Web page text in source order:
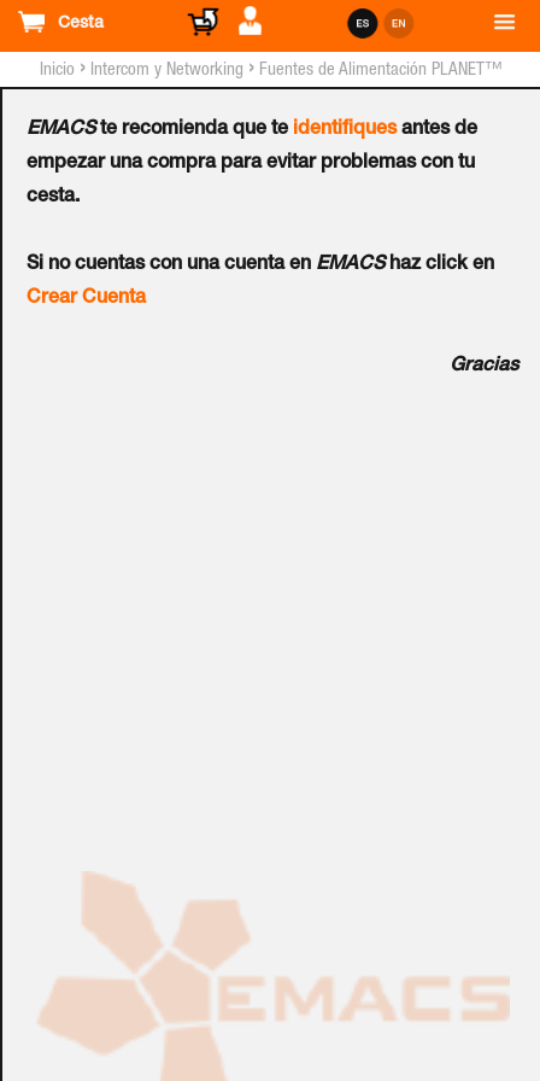
Cesta
EMACSte recomienda que te identifiquesantes de
empezar una compra para evitar problemas con tu
cesta.
Si no cuentas con una cuenta en EMACShaz click en
Crear Cuenta
Gracias
Inicio › Intercom y Networking › Fuentes de Alimentación PLANET™
Fuente de Alimentación
PLANET™ para Switch
XGS Capa 3